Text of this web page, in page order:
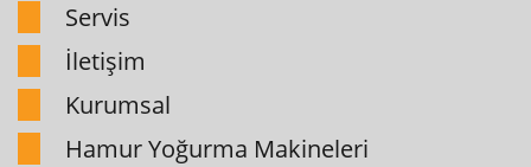
Servis
İletişim
Kurumsal
Hamur Yoğurma Makineleri